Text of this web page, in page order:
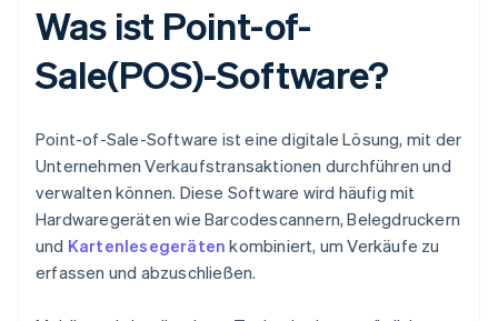
Was ist Point-of-
Sale(POS)-Software?
Point-of-Sale-Software ist eine digitale Lösung, mit der
Unternehmen Verkaufstransaktionen durchführen und
verwalten können. Diese Software wird häufig mit
Hardwaregeräten wie Barcodescannern, Belegdruckern
und Kartenlesegeräten kombiniert, um Verkäufe zu
erfassen und abzuschließen.